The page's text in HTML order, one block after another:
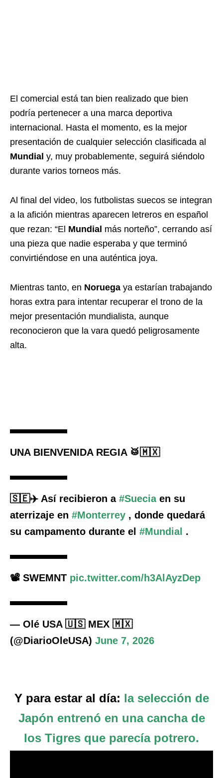
El comercial está tan bien realizado que bien
podría pertenecer a una marca deportiva
internacional. Hasta el momento, es la mejor
presentación de cualquier selección clasificada al
Mundial y, muy probablemente, seguirá siéndolo
durante varios torneos más.
Al final del video, los futbolistas suecos se integran
a la afición mientras aparecen letreros en español
que rezan: “El Mundial más norteño”, cerrando así
una pieza que nadie esperaba y que terminó
convirtiéndose en una auténtica joya.
Mientras tanto, en Noruega ya estarían trabajando
horas extra para intentar recuperar el trono de la
mejor presentación mundialista, aunque
reconocieron que la vara quedó peligrosamente
alta.
UNA BIENVENIDA REGIA 🥁🇲🇽
🇸🇪✈️ Así recibieron a #Sueciaen su
aterrizaje en #Monterrey , donde quedará
su campamento durante el #Mundial .
📽️ SWEMNT pic.twitter.com/h3AlAyzDep
— Olé USA 🇺🇸 MEX 🇲🇽
(@DiarioOleUSA) June 7, 2026
Y para estar al día: la selección de
Japón entrenó en una cancha de
los Tigres que parecía potrero.